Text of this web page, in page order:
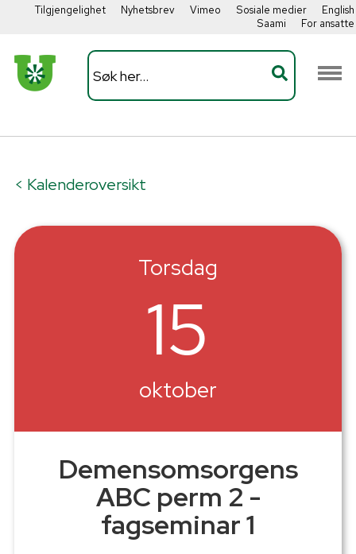
Tilgjengelighet Nyhetsbrev Vimeo Sosiale medier
English
Saami
For ansatte
< Kalenderoversikt
Torsdag
15
oktober
Demensomsorgens
ABC perm 2 -
fagseminar 1